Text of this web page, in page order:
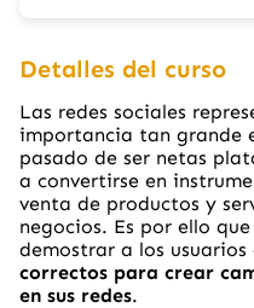
Detalles del curso
Las redes sociales
importancia tan grande
pasado de ser netas
a convertirse en
venta de productos y
negocios. Es por ello
demostrar a los usuarios
correctos para crear
en sus redes.